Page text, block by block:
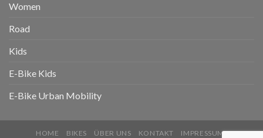
Women
Road
Kids
E-Bike Kids
E-Bike Urban Mobility
HOME BIKES ÜBER UNS KONTAKT
IMPRESSUM